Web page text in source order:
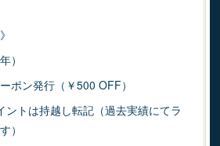
）
ポン発行（￥500 OFF）
ントは持越し転記（過去実績にてラ
）